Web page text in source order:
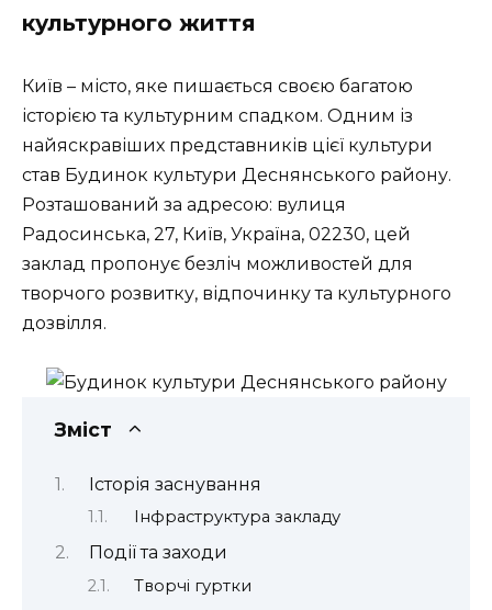
культурного життя
Київ – місто, яке пишається своєю багатою
історією та культурним спадком. Одним із
найяскравіших представників цієї культури
став Будинок культури Деснянського району.
Розташований за адресою: вулиця
Радосинська, 27, Київ, Україна, 02230, цей
заклад пропонує безліч можливостей для
творчого розвитку, відпочинку та культурного
дозвілля.
Зміст
Історія заснування
Інфраструктура закладу
Події та заходи
Творчі гуртки